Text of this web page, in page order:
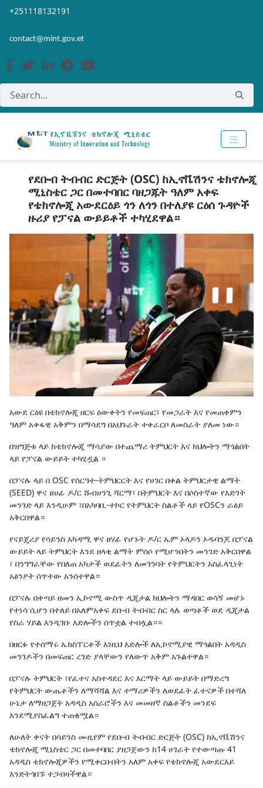
Skip to Main Content
Open Accessibility Menu
+251118132191
contact@mint.gov.et
የደቡብ ትብብር ድርጅት (OSC) ከኢኖቬሽንና ቴክኖሎጂ
ሚኒስቴር ጋር በመተባበር ባዘጋጁት ዓለም አቀፍ
የቴክኖሎጂ አውደርዕይ ጎን ለጎን በተለያዩ ርዕሰ ጉዳዮች
ዙሪያ የፓናል ውይይቶች ተካሂደዋል።
አውደ ርዕዩ በቴክኖሎጂ ዘርፍ ዕውቀትን የመፍጠር፣ የመጋራት እና የመጠቀምን
ዓለም አቀፋዊ አቅምን በማሳደግ በአህጉራት ተቀራርቦ ለመስራት ያለመ ነው።
በዝግጅቱ ላይ ከቴክኖሎጂ ማሳያው በተጨማሪ ትምህርት እና ክህሎትን ማጎልበት
ላይ የፓናል ውይይት ተካሂዷል ።
በፓናሉ ላይ በ OSC የስርዓተ-ትምህርርት እና የሀገር በቀል ትምህርታዊ ልማት
(SEED) ዋና ፀሀፊ ዶ/ር ሹብሀንጊ ሻርማ፣ በትምህርት እና በሶስተኛው የእድገት
መንገድ ላይ እንዲሁም ፣በአካባቢ-ተኮር የትምህርት ስልቶች ላይ የOSCን ራዕይ
አቅርበዋል።
የናይጄሪያ የሳይንስ አካዳሚ ዋና ፀሃፊ የሆኑት ዶ/ር ኤም ኦላዶን ኦዱባንጆ በፓናል
ውይይት ላይ ትምህርት እንደ ዘላቂ ልማት ምሰሶ የሚሆንበትን መንገድ አቅርበዋል
፣ በንግግራቸው የበለጠ አካታች ወደፊትን ለመገንባት የትምህርትን አስፈላጊነት
አፅንዖት ሰጥተው አንሰተዋል።
በፓናሉ በቀጣይ ዘመን ኢኮኖሚ ውስጥ ዲጂታል ክህሎትን ማዳበር ወሳኝ መሆኑ
የተነሳ ሲሆን በተለይ በአለምአቀፍ ደቡብ ትብብር ስር ላሉ ወጣቶች ወደ ዲጂታል
የስራ ሃይል እንዲገቡ እድሎችን ሰጥቷል ተብሏል።።
በዘርፉ የተሰማሩ ኤክስፐርቶች እነዚህ እድሎች ለኢኮኖሚያዊ ማጎልበት አዳዲስ
መንገዶችን በመፍጠር ረገድ ያላቸውን የለውጥ አቅም አጉልተዋል።
በፓናሉ ትምህርት ፣የፈተና አስተዳደር እና እርማት ላይ ውይይት በማድረግ
የትምህርት ውጤቶችን ለማሻሻል እና ተማሪዎችን ለወደፊት ፈተናዎች በተሻለ
ሁኔታ ለማዘጋጀት አዳዲስ አሰራሮችን እና መመዘኛ ስልቶችን መንደፍ
እንደሚያስፈልግ ተጠቁሟል።
ለሁለት ቀናት በሳይንስ ሙዚየም የደቡብ ትብብር ድርጅት (OSC) ከኢኖቬሽንና
ቴክኖሎጂ ሚኒስቴር ጋር በመተባበር ያዘጋጀውን ከ14 ሀገራት የተውጣጡ 41
አዳዲስ ቴክኖሎጂዎችን የሚቀርቡበትን አለም አቀፍ የቴክኖሎጂ አውደርእይ
እንድትጎበኙ ተጋብዛችዋል።